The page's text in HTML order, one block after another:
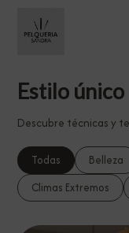
Estilo único
Descubre técnicas y
Todas Belleza
Climas Extremos